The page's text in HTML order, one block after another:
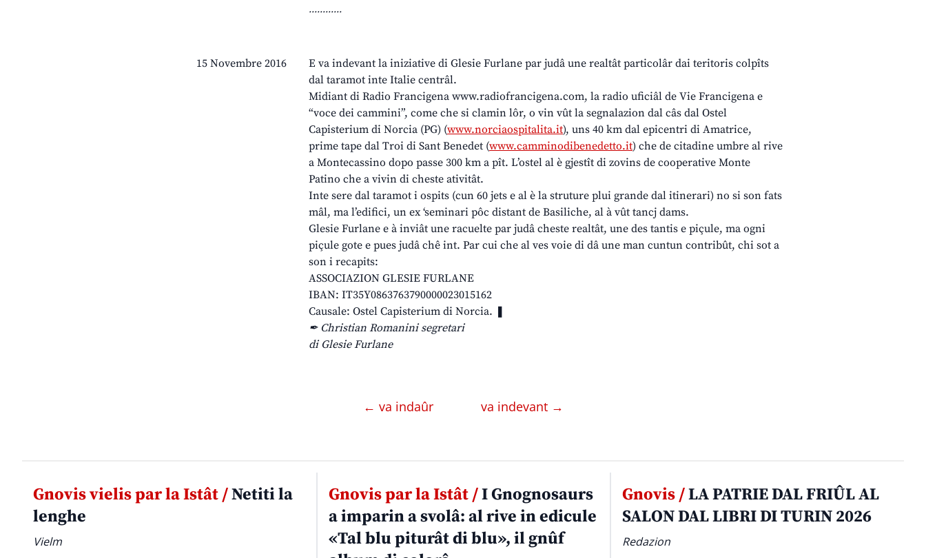
............
15 Novembre 2016
E va indevant la iniziative di Glesie Furlane par judâ une realtât particolâr dai teritoris colpîts
dal taramot inte Italie centrâl.
Midiant di Radio Francigena www.radiofrancigena.com, la radio uficiâl de Vie Francigena e
“voce dei cammini”, come che si clamin lôr, o vin vût la segnalazion dal câs dal Ostel
Capisterium di Norcia (PG) (www.norciaospitalita.it), uns 40 km dal epicentri di Amatrice,
prime tape dal Troi di Sant Benedet (www.camminodibenedetto.it) che de citadine umbre al rive
a Montecassino dopo passe 300 km a pît. L’ostel al è gjestît di zovins de cooperative Monte
Patino che a vivin di cheste ativitât.
Inte sere dal taramot i ospits (cun 60 jets e al è la struture plui grande dal itinerari) no si son fats
mâl, ma l’edifici, un ex ‘seminari pôc distant de Basiliche, al à vût tancj dams.
Glesie Furlane e à inviât une racuelte par judâ cheste realtât, une des tantis e piçule, ma ogni
piçule gote e pues judâ chê int. Par cui che al ves voie di dâ une man cuntun contribût, chi sot a
son i recapits:
ASSOCIAZION GLESIE FURLANE
IBAN: IT35Y0863763790000023015162
Causale: Ostel Capisterium di Norcia. ❚
✒ Christian Romanini segretari
di Glesie Furlane
← va indaûr va indevant →
Gnovis vielis par la Istât /Netiti la
lenghe
Vielm
Gnovis par la Istât /I Gnognosaurs
a imparin a svolâ: al rive in edicule
«Tal blu piturât di blu», il gnûf
Gnovis /LA PATRIE DAL FRIÛL AL
SALON DAL LIBRI DI TURIN 2026
Redazion